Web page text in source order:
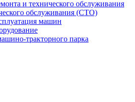
и технического обслуживания
обслуживания (СТО)
машин
тракторного парка